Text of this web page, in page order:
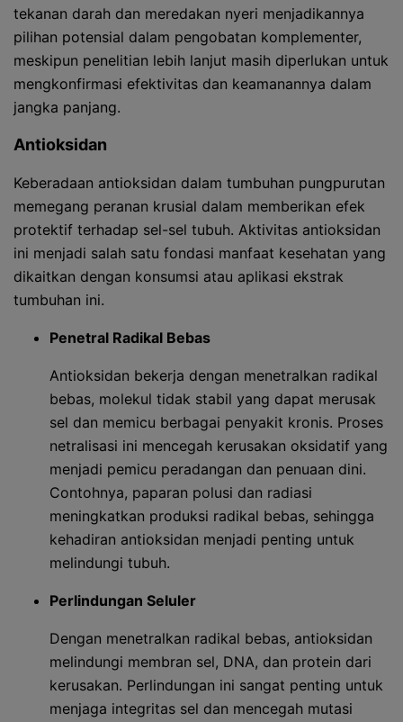
tekanan darah dan meredakan nyeri menjadikannya
pilihan potensial dalam pengobatan komplementer,
meskipun penelitian lebih lanjut masih diperlukan untuk
mengkonfirmasi efektivitas dan keamanannya dalam
jangka panjang.
Antioksidan
Keberadaan antioksidan dalam tumbuhan pungpurutan
memegang peranan krusial dalam memberikan efek
protektif terhadap sel-sel tubuh. Aktivitas antioksidan
ini menjadi salah satu fondasi manfaat kesehatan yang
dikaitkan dengan konsumsi atau aplikasi ekstrak
tumbuhan ini.
Penetral Radikal Bebas
Antioksidan bekerja dengan menetralkan radikal
bebas, molekul tidak stabil yang dapat merusak
sel dan memicu berbagai penyakit kronis. Proses
netralisasi ini mencegah kerusakan oksidatif yang
menjadi pemicu peradangan dan penuaan dini.
Contohnya, paparan polusi dan radiasi
meningkatkan produksi radikal bebas, sehingga
kehadiran antioksidan menjadi penting untuk
melindungi tubuh.
Perlindungan Seluler
Dengan menetralkan radikal bebas, antioksidan
melindungi membran sel, DNA, dan protein dari
kerusakan. Perlindungan ini sangat penting untuk
menjaga integritas sel dan mencegah mutasi